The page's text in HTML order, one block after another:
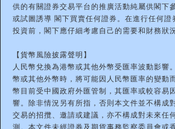
供的有關證券交易平台的推廣活動純屬供閣下
或試圖誘導 閣下買賣任何證券。在進行任何證
投資前，閣下應仔細考慮自己的需要和財務狀況
【貨幣風險披露聲明】
人民幣兌換為港幣或其他外幣受匯率波動影響
幣或其他外幣時，將可能因人民幣匯率的變動
幣目前受中國政府外匯管制，其匯率或較容易
響。除非情況另有所指，否則本文件並不構成
交易的招攬、邀請或建議，亦不構成對未來任